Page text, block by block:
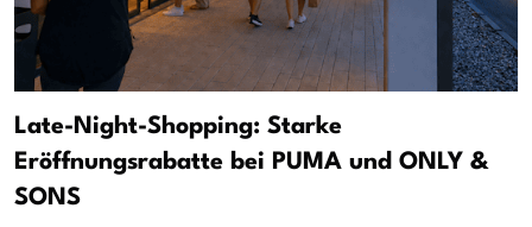
Late-Night-Shopping: Starke
Eröffnungsrabatte bei PUMA und ONLY &
SONS